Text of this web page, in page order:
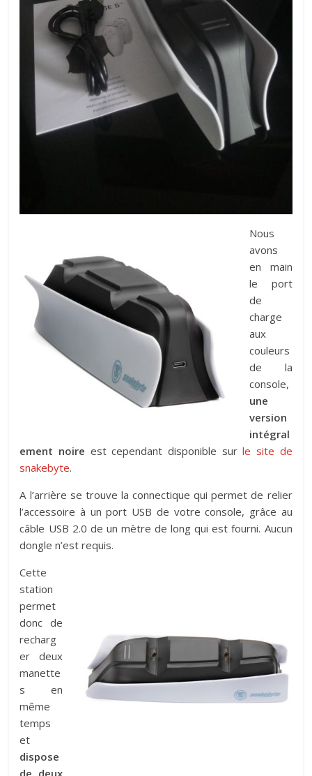
Nous
avons
en main
le port
de
charge
aux
couleurs
de la
console,
une
version
intégral
ement noire est cependant disponible surle site de
snakebyte.
A l’arrière se trouve la connectique qui permet de relier
l’accessoire à un port USB de votre console, grâce au
câble USB 2.0 de un mètre de long qui est fourni. Aucun
dongle n’est requis.
Cette
station
permet
donc de
recharg
er deux
manette
s en
même
temps
et
dispose